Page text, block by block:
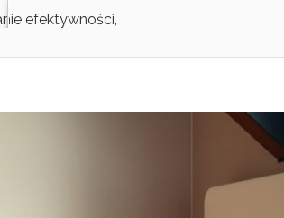
efektywności,